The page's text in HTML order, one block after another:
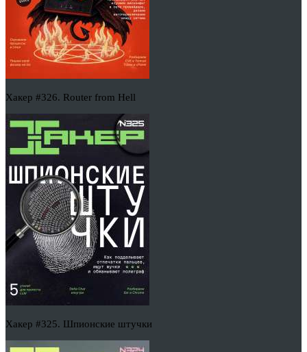
Хакер #326. Router from Hell
Хакер #325. Шпионские штучки